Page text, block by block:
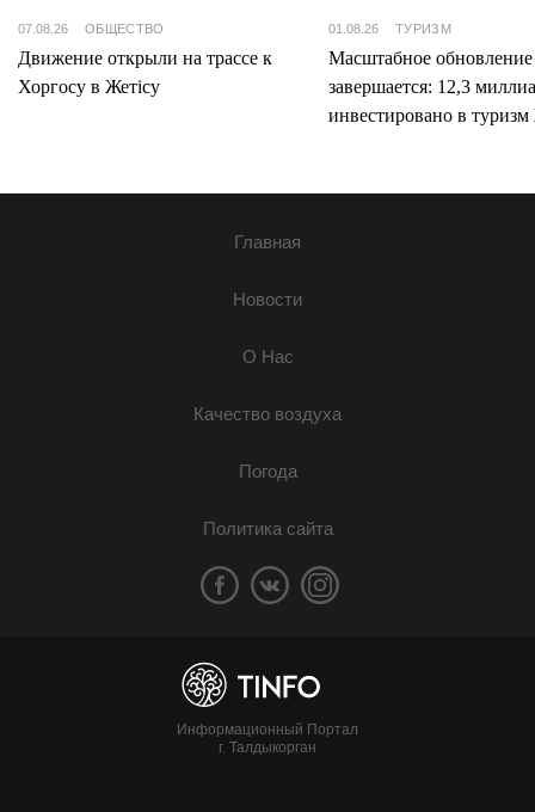
07.08.26 ОБЩЕСТВО
Движение открыли на трассе к
Хоргосу в Жетісу
01.08.26 ТУРИЗМ
Масштабное
завершается: 12,3
инвестировано в туризм
Главная
Новости
О Нас
Качество воздуха
Погода
Политика сайта
Информационный Портал
г. Талдыкорган